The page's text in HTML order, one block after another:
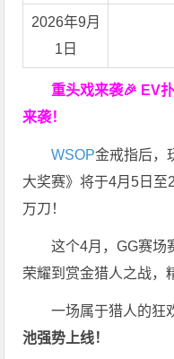
2026年9月
1日
重头戏来袭🎉 EV
来袭！
WSOP金戒指后，
大奖赛》将于4月5日至
万刀！
这个4月，GG赛场
荣耀到赏金猎人之战，
一场属于猎人的
池强势上线！